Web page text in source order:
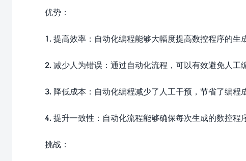
优势：
1. 提高效率：自动化编程能够大幅度提高数控程序的生
2. 减少人为错误：通过自动化流程，可以有效避免人工
3. 降低成本：自动化编程减少了人工干预，节省了编程
4. 提升一致性：自动化流程能够确保每次生成的数控程
挑战：